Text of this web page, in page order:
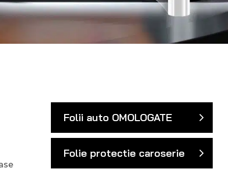
Folii auto OMOLOGATE
Folie protectie caroserie